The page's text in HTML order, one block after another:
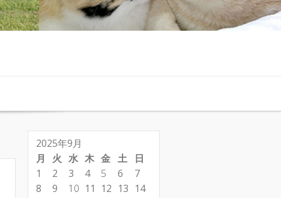
2025年9月
月
火 水 木 金 土 日
1 2 3 4 5 6
7
8
9 10 11 12 13 14